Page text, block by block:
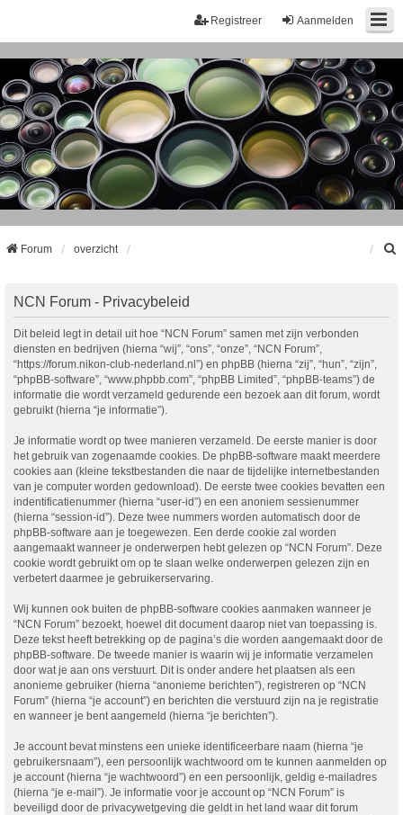
Aanmelden
Registreer
Forum overzicht
NCN Forum - Privacybeleid
Dit beleid legt in detail uit hoe “NCN Forum” samen met zijn verbonden
diensten en bedrijven (hierna “wij”, “ons”, “onze”, “NCN Forum”,
“https://forum.nikon-club-nederland.nl”) en phpBB (hierna “zij”, “hun”, “zijn”,
“phpBB-software”, “www.phpbb.com”, “phpBB Limited”, “phpBB-teams”) de
informatie die wordt verzameld gedurende een bezoek aan dit forum, wordt
gebruikt (hierna “je informatie”).
Je informatie wordt op twee manieren verzameld. De eerste manier is door
het gebruik van zogenaamde cookies. De phpBB-software maakt meerdere
cookies aan (kleine tekstbestanden die naar de tijdelijke internetbestanden
van je computer worden gedownload). De eerste twee cookies bevatten een
indentificatienummer (hierna “user-id”) en een anoniem sessienummer
(hierna “session-id”). Deze twee nummers worden automatisch door de
phpBB-software aan je toegewezen. Een derde cookie zal worden
aangemaakt wanneer je onderwerpen hebt gelezen op “NCN Forum”. Deze
cookie wordt gebruikt om op te slaan welke onderwerpen gelezen zijn en
verbetert daarmee je gebruikerservaring.
Wij kunnen ook buiten de phpBB-software cookies aanmaken wanneer je
“NCN Forum” bezoekt, hoewel dit document daarop niet van toepassing is.
Deze tekst heeft betrekking op de pagina’s die worden aangemaakt door de
phpBB-software. De tweede manier is waarin wij je informatie verzamelen
door wat je aan ons verstuurt. Dit is onder andere het plaatsen als een
anonieme gebruiker (hierna “anonieme berichten”), registreren op “NCN
Forum” (hierna “je account”) en berichten die verstuurd zijn na je registratie
en wanneer je bent aangemeld (hierna “je berichten”).
Je account bevat minstens een unieke identificeerbare naam (hierna “je
gebruikersnaam”), een persoonlijk wachtwoord om te kunnen aanmelden op
je account (hierna “je wachtwoord”) en een persoonlijk, geldig e-mailadres
(hierna “je e-mail”). Je informatie voor je account op “NCN Forum” is
beveiligd door de privacywetgeving die geldt in het land waar dit forum